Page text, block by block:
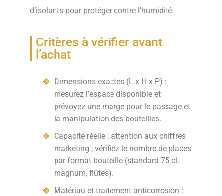
d’isolants pour protéger contre l’humidité.
Critères à vérifier avant
l’achat
Dimensions exactes (L x H x P) :
mesurez l’espace disponible et
prévoyez une marge pour le passage et
la manipulation des bouteilles.
Capacité réelle : attention aux chiffres
marketing ; vérifiez le nombre de places
par format bouteille (standard 75 cl,
magnum, flûtes).
Matériau et traitement anticorrosion :